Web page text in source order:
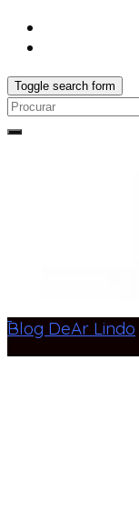
Toggle search form
Search
Blog DeAr Lindo